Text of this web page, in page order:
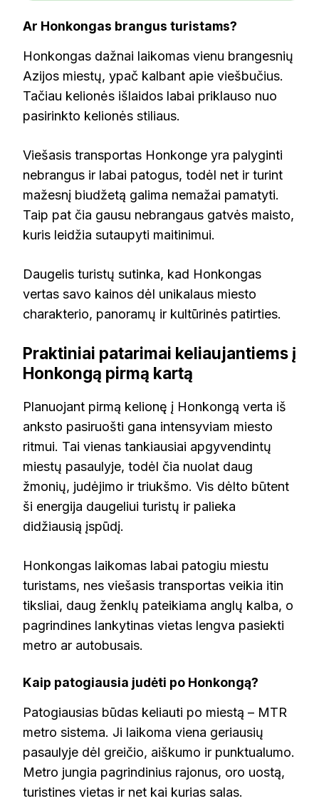
Ar Honkongas brangus turistams?
Honkongas dažnai laikomas vienu brangesnių
Azijos miestų, ypač kalbant apie viešbučius.
Tačiau kelionės išlaidos labai priklauso nuo
pasirinkto kelionės stiliaus.
Viešasis transportas Honkonge yra palyginti
nebrangus ir labai patogus, todėl net ir turint
mažesnį biudžetą galima nemažai pamatyti.
Taip pat čia gausu nebrangaus gatvės maisto,
kuris leidžia sutaupyti maitinimui.
Daugelis turistų sutinka, kad Honkongas
vertas savo kainos dėl unikalaus miesto
charakterio, panoramų ir kultūrinės patirties.
Praktiniai patarimai keliaujantiems į
Honkongą pirmą kartą
Planuojant pirmą kelionę į Honkongą verta iš
anksto pasiruošti gana intensyviam miesto
ritmui. Tai vienas tankiausiai apgyvendintų
miestų pasaulyje, todėl čia nuolat daug
žmonių, judėjimo ir triukšmo. Vis dėlto būtent
ši energija daugeliui turistų ir palieka
didžiausią įspūdį.
Honkongas laikomas labai patogiu miestu
turistams, nes viešasis transportas veikia itin
tiksliai, daug ženklų pateikiama anglų kalba, o
pagrindines lankytinas vietas lengva pasiekti
metro ar autobusais.
Kaip patogiausia judėti po Honkongą?
Patogiausias būdas keliauti po miestą – MTR
metro sistema. Ji laikoma viena geriausių
pasaulyje dėl greičio, aiškumo ir punktualumo.
Metro jungia pagrindinius rajonus, oro uostą,
turistines vietas ir net kai kurias salas.